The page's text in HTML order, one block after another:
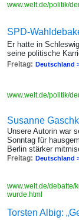
www.welt.de/politik/
SPD-
Er hatte in
seine politische
Freitag: Deutschland
www.welt.de/politik/
Susanne
Unsere Autorin war
Sonntag für
Berlin stärker
Freitag: Deutschland
www.welt.de/debatte/
wurde.html
Torsten Albig: